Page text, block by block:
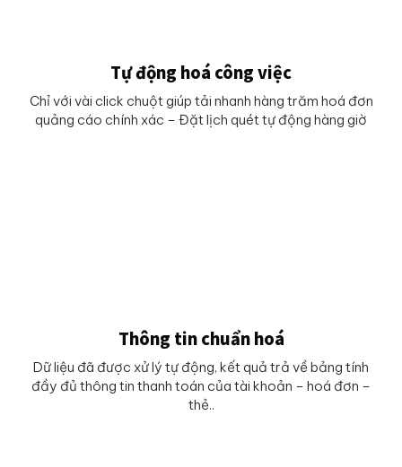
Tự động hoá công việc
Chỉ với vài click chuột giúp tải nhanh hàng trăm hoá đơn
quảng cáo chính xác – Đặt lịch quét tự động hàng giờ
Thông tin chuẩn hoá
Dữ liệu đã được xử lý tự động, kết quả trả về bảng tính
đầy đủ thông tin thanh toán của tài khoản – hoá đơn –
thẻ..